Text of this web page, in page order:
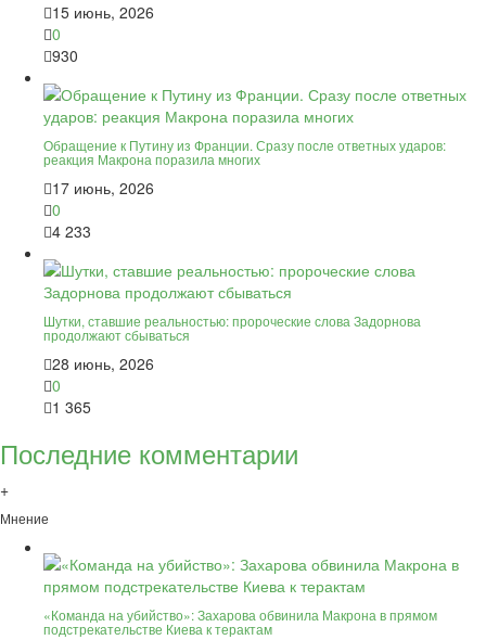
15 июнь, 2026
0
930
Обращение к Путину из Франции. Сразу после ответных ударов:
реакция Макрона поразила многих
17 июнь, 2026
0
4 233
Шутки, ставшие реальностью: пророческие слова Задорнова
продолжают сбываться
28 июнь, 2026
0
1 365
Последние комментарии
+
Мнение
«Команда на убийство»: Захарова обвинила Макрона в прямом
подстрекательстве Киева к терактам